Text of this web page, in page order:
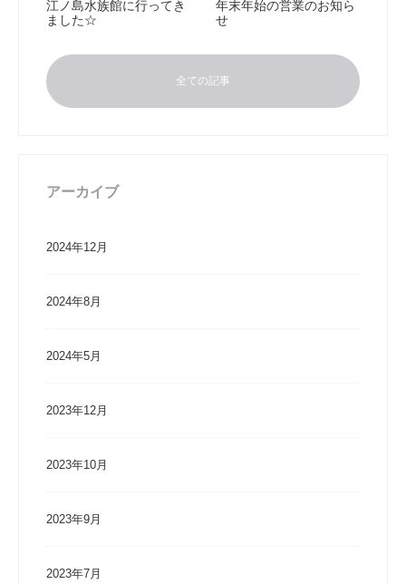
江ノ島水族館に行ってき
ました☆
年末年始の営業のお知ら
せ
全ての記事
アーカイブ
2024年12月
2024年8月
2024年5月
2023年12月
2023年10月
2023年9月
2023年7月